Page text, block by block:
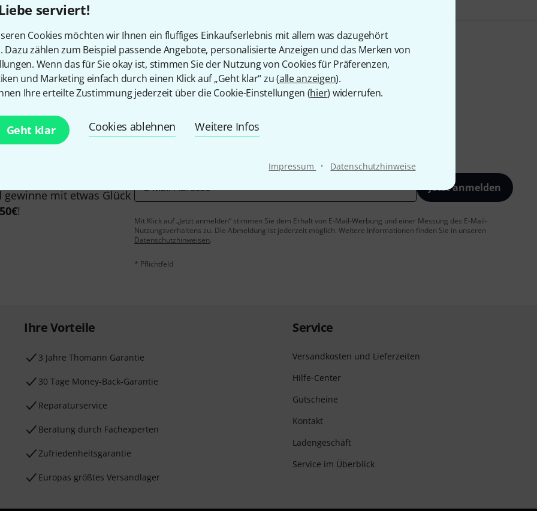
serviert!
Cookies möchten wir Ihnen ein fluffiges Einkaufserlebnis mit allem was dazugehört
Dazu zählen zum Beispiel passende Angebote, personalisierte Anzeigen und das Merken von
Wenn das für Sie okay ist, stimmen Sie der Nutzung von Cookies für Präferenzen,
und Marketing einfach durch einen Klick auf „Geht klar“ zu (alle anzeigen).
Ihre erteilte Zustimmung jederzeit über die Cookie-Einstellungen (hier) widerrufen.
Geht klar Cookies ablehnen Weitere Infos
Impressum · Datenschutzhinweise
Gefällt Ihnen, was Sie sehen?
Teilen Hilfe & Feedback
mit etwas Glück
50€!
E-Mail-Adresse* Jetzt anmelden
Mit Klick auf „Jetzt anmelden“ stimmen Sie dem Erhalt von E-Mail-Werbung und einer Messung des E-Mail-
Nutzungsverhaltens zu. Die Abmeldung ist jederzeit möglich. Weitere Informationen finden Sie in unseren
Datenschutzhinweisen.
* Pflichtfeld
Ihre Vorteile
3 Jahre Thomann Garantie
30 Tage Money-Back-Garantie
Reparaturservice
Beratung durch Fachexperten
Zufriedenheitsgarantie
Europas größtes Versandlager
Service
Versandkosten und Lieferzeiten
Hilfe-Center
Gutscheine
Kontakt
Ladengeschäft
Service im Überblick